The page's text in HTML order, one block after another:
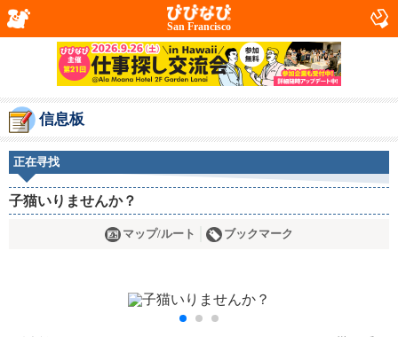
San Francisco
信息板
正在寻找
子猫いりませんか？
マップ/ルート ブックマーク